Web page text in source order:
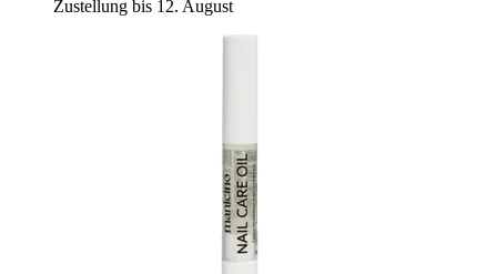
Zustellung bis 12. August